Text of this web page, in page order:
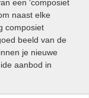
een ‘composiet
naast elke
composiet
beeld van de
je nieuwe
aanbod in